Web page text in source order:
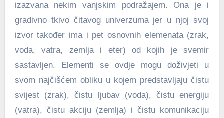
izazvana nekim vanjskim podražajem. Ona je i
gradivno tkivo čitavog univerzuma jer u njoj svoj
izvor također ima i pet osnovnih elemenata (zrak,
voda, vatra, zemlja i eter) od kojih je svemir
sastavljen. Elementi se ovdje mogu doživjeti u
svom najčišćem obliku u kojem predstavljaju čistu
svijest (zrak), čistu ljubav (voda), čistu energiju
(vatra), čistu akciju (zemlja) i čistu komunikaciju